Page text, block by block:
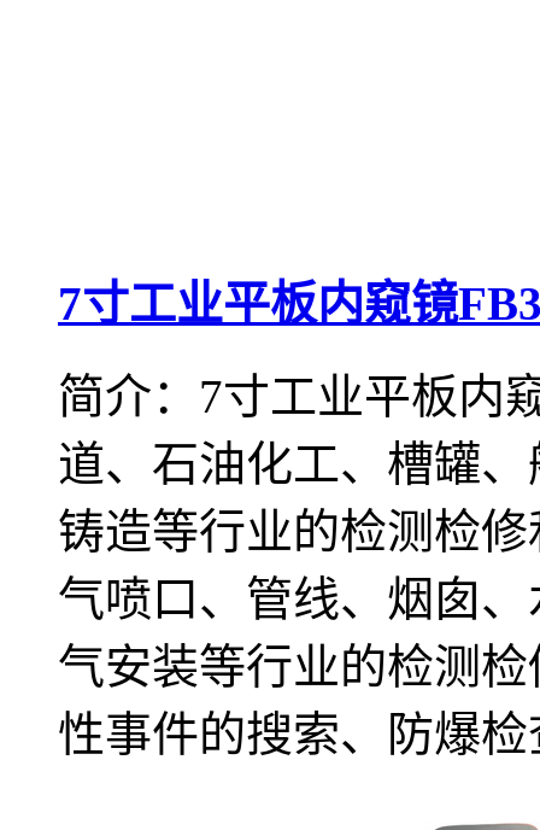
7寸工业平板内窥镜
简介：7寸工业平板内
道、石油化工、槽罐
铸造等行业的检测检
气喷口、管线、烟囱
气安装等行业的检测
性事件的搜索、防爆